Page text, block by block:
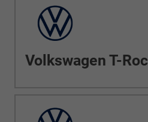
Volkswagen T-Roc